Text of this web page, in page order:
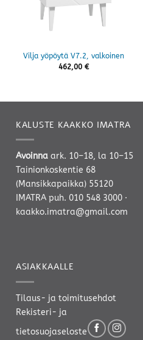
Vilja yöpöytä V7.2, valkoinen
462,00 €
KALUSTE KAAKKO IMATRA
Avoinna ark. 10–18, la 10–15
Tainionkoskentie 68
(Mansikkapaikka) 55120
IMATRA puh. 010 548 3000 ·
kaakko.imatra@gmail.com
ASIAKKAALLE
Tilaus- ja toimitusehdot
Rekisteri- ja
tietosuojaseloste